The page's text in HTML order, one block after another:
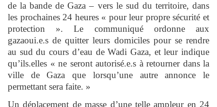
de la bande de Gaza – vers le sud du territoire, dans
les prochaines 24 heures « pour leur propre sécurité et
protection ». Le communiqué ordonne aux
gazaoui.e.s de quitter leurs domiciles pour se rendre
au sud du cours d’eau de Wadi Gaza, et leur indique
qu’ils.elles « ne seront autorisé.e.s à retourner dans la
ville de Gaza que lorsqu’une autre annonce le
permettant sera faite. »
Un déplacement de masse d’une telle ampleur en 24